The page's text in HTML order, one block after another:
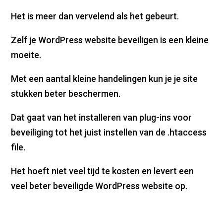
Het is meer dan vervelend als het gebeurt.
Zelf je WordPress website beveiligen is een kleine
moeite.
Met een aantal kleine handelingen kun je je site
stukken beter beschermen.
Dat gaat van het installeren van plug-ins voor
beveiliging tot het juist instellen van de .htaccess
file.
Het hoeft niet veel tijd te kosten en levert een
veel beter beveiligde WordPress website op.